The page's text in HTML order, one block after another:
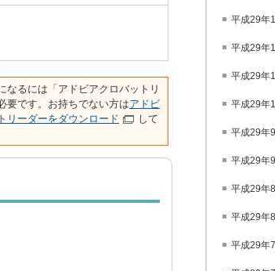
なるには「アドビアクロバットリ
要です。お持ちでない方はアドビ
リーダーをダウンロード
して
平成29年
平成29年
平成29年
平成29年
平成29年
平成29年
平成29年
平成29年
平成29年